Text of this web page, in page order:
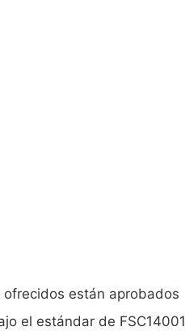
están aprobados
el estándar de FSC14001